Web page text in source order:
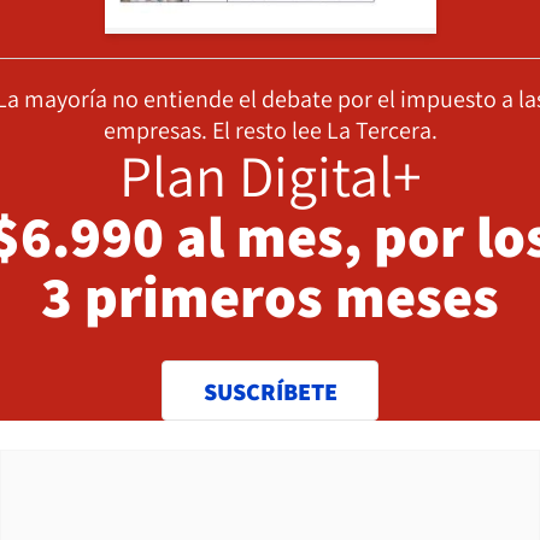
mayoría no entiende el debate por el impuesto a
empresas. El resto lee La Tercera.
Plan Digital+
al mes, por
3 primeros meses
SUSCRÍBETE